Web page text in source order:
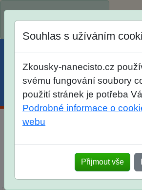
na školní rok 2026/2027!
Menu Účet Košík
zkoušek na SŠ? Vaše
ohlasy po skutečných
přijímacích zkouškách
Souhlas s užíváním
Zkousky-nanecisto.cz
svému fungování soubory
použití stránek je potřeba
Podrobné informace o
webu
Přijmout vše